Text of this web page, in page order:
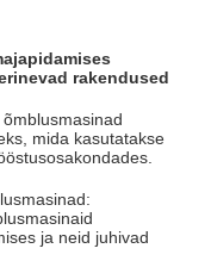
rakendused
mida kasutatakse
ja neid juhivad